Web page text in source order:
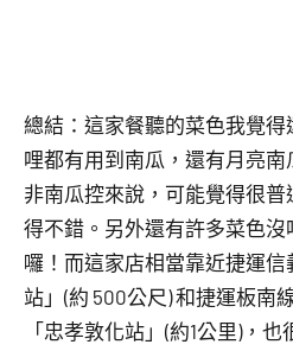
總結：這家餐聽的菜色我覺
哩都有用到南瓜，還有月亮
非南瓜控來說，可能覺得很
得不錯。另外還有許多菜色
囉！而這家店相當靠近捷運
站」(約 500公尺) 和捷運板南
「忠孝敦化站」(約1公里)，